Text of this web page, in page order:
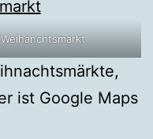
ist Google Maps